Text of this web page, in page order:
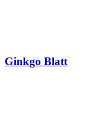
Ginkgo Blatt